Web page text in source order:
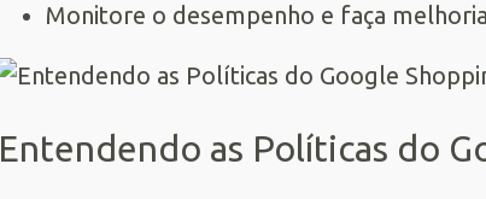
Monitore o desempenho e faça
Entendendo as Políticas do